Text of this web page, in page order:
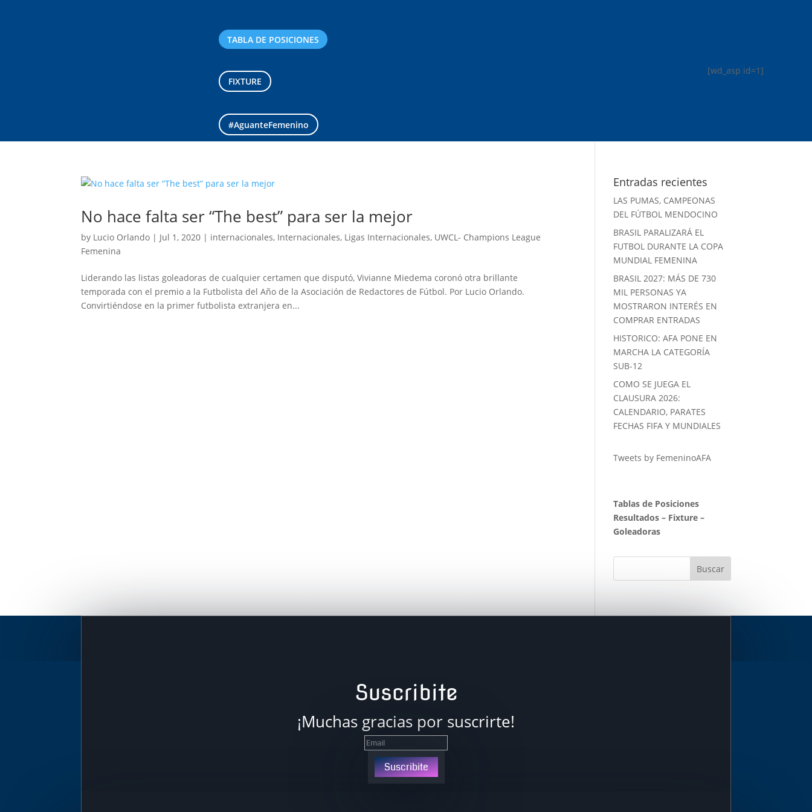
TABLA DE POSICIONES
FIXTURE
#AguanteFemenino
[wd_asp id=1]
No hace falta ser “The best” para ser la mejor
by Lucio Orlando | Jul 1, 2020 | internacionales, Internacionales, Ligas Internacionales, UWCL- Champions League
Femenina
Liderando las listas goleadoras de cualquier certamen que disputó, Vivianne Miedema coronó otra brillante
temporada con el premio a la Futbolista del Año de la Asociación de Redactores de Fútbol. Por Lucio Orlando.
Convirtiéndose en la primer futbolista extranjera en...
Entradas recientes
LAS PUMAS, CAMPEONAS
DEL FÚTBOL MENDOCINO
BRASIL PARALIZARÁ EL
FUTBOL DURANTE LA COPA
MUNDIAL FEMENINA
BRASIL 2027: MÁS DE 730
MIL PERSONAS YA
MOSTRARON INTERÉS EN
COMPRAR ENTRADAS
HISTORICO: AFA PONE EN
MARCHA LA CATEGORÍA
SUB-12
COMO SE JUEGA EL
CLAUSURA 2026:
CALENDARIO, PARATES
FECHAS FIFA Y MUNDIALES
Tweets by FemeninoAFA
Tablas de Posiciones
Resultados – Fixture –
Goleadoras
Suscribite
¡Muchas gracias por suscrirte!
Suscribite